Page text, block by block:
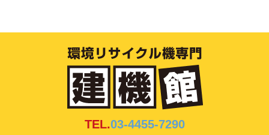
TEL.03-4455-7290